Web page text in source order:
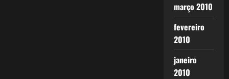
março 2010
fevereiro
2010
janeiro
2010